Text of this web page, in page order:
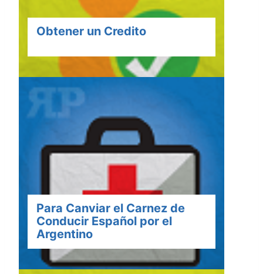
Obtener un Credito
Para Canviar el Carnez de
Conducir Español por el
Argentino